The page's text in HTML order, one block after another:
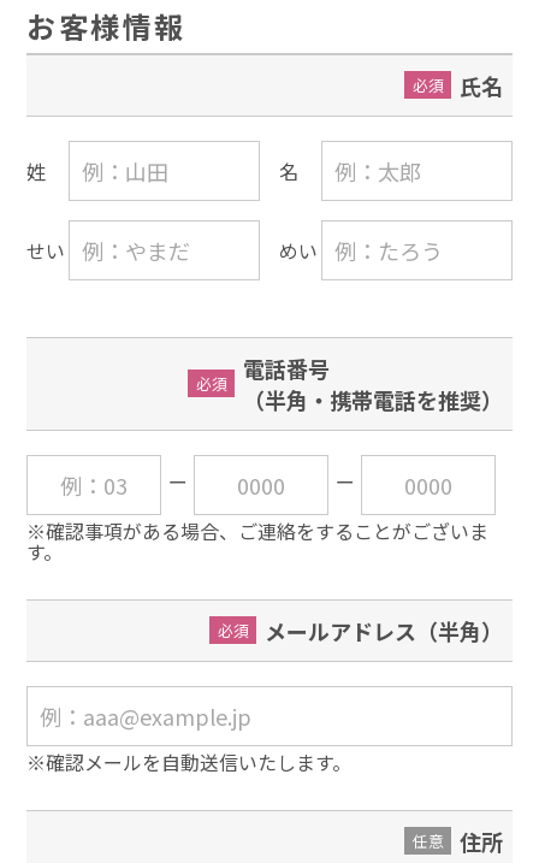
お客様情報
氏名
必須
姓 名
せい めい
電話番号
（半角・携帯電話を推奨）
必須
※確認事項がある場合、ご連絡をすることがございま
す。
メールアドレス（半角）
必須
※確認メールを自動送信いたします。
住所
任意